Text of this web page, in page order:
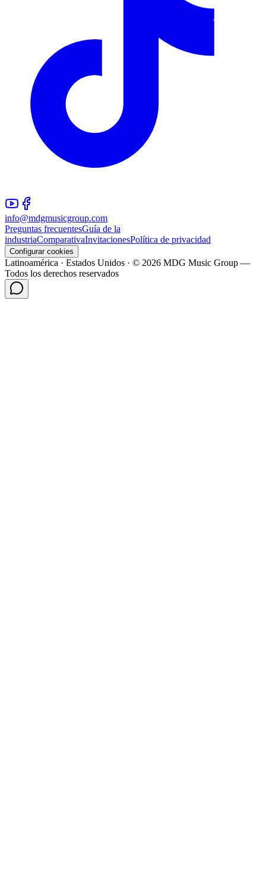
info@mdgmusicgroup.com
Preguntas frecuentesGuía de la
industriaComparativaInvitacionesPolítica de privacidad
Configurar cookies
Latinoamérica · Estados Unidos · © 2026 MDG Music Group —
Todos los derechos reservados